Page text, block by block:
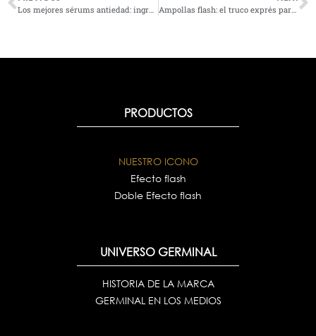
Los mejores sérums antiedad: ingredientes que realmente funcionan Ampollas flash: el truco exprés para una piel luminosa y firme
PRODUCTOS
NUESTRO ICONO
Efecto flash
Doble Efecto flash
UNIVERSO GERMINAL
HISTORIA DE LA MARCA
GERMINAL EN LOS MEDIOS